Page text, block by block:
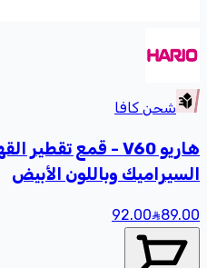
شحن كافا
السيراميك وباللون الأبيض
89.00
92.00